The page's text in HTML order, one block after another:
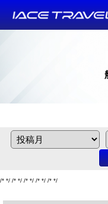
/* */ /* */ /*